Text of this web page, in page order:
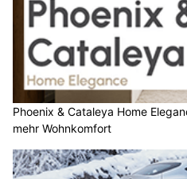
Phoenix & Cataleya Home
mehr Wohnkomfort